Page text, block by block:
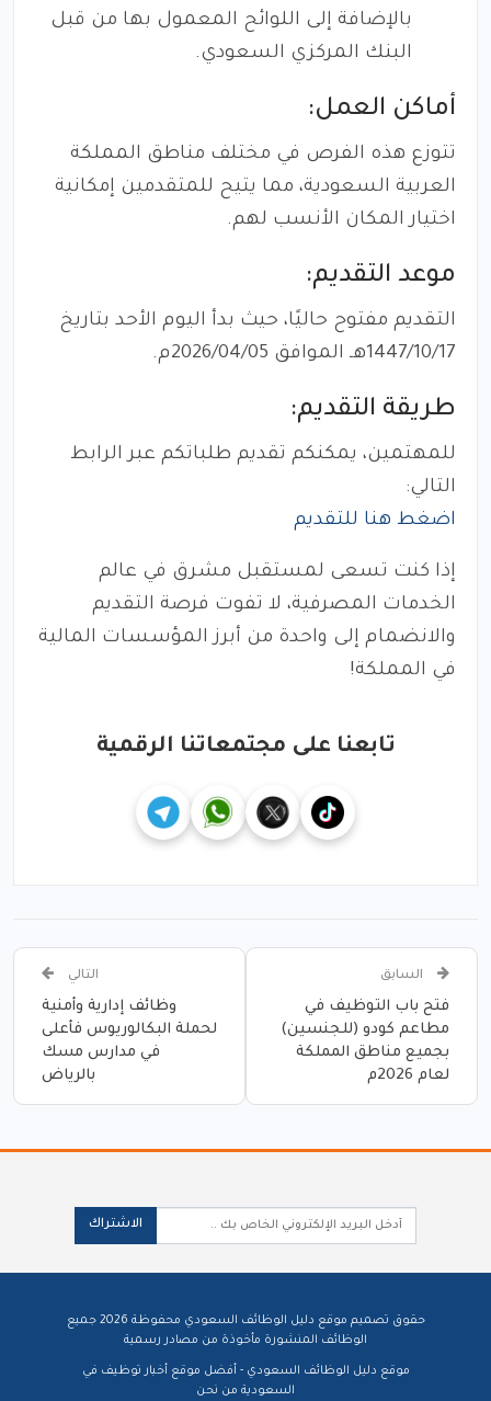
بالإضافة إلى اللوائح المعمول بها من قبل
البنك المركزي السعودي.
أماكن العمل:
تتوزع هذه الفرص في مختلف مناطق المملكة
العربية السعودية، مما يتيح للمتقدمين إمكانية
اختيار المكان الأنسب لهم.
موعد التقديم:
التقديم مفتوح حاليًا، حيث بدأ اليوم الأحد بتاريخ
1447/10/17هـ الموافق 2026/04/05م.
طريقة التقديم:
للمهتمين، يمكنكم تقديم طلباتكم عبر الرابط
التالي:
اضغط هنا للتقديم
إذا كنت تسعى لمستقبل مشرق في عالم
الخدمات المصرفية، لا تفوت فرصة التقديم
والانضمام إلى واحدة من أبرز المؤسسات المالية
في المملكة!
تابعنا على مجتمعاتنا الرقمية
السابق
فتح باب التوظيف في
مطاعم كودو (للجنسين)
بجميع مناطق المملكة
لعام 2026م
التالي
وظائف إدارية وأمنية
لحملة البكالوريوس فأعلى
في مدارس مسك
بالرياض
الاشتراك
حقوق تصميم موقع دليل الوظائف السعودي محفوظة 2026 جميع
الوظائف المنشورة مأخوذة من مصادر رسمية
موقع دليل الوظائف السعودي - أفضل موقع أخبار توظيف في
السعودية من نحن